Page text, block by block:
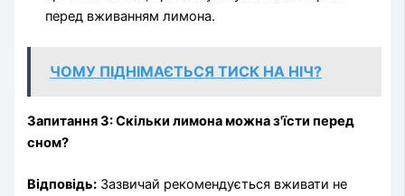
перед вживанням лимона.
ЧОМУ ПІДНІМАЄТЬСЯ ТИСК НА НІЧ?
Запитання 3: Скільки лимона можна з'їсти перед
сном?
Відповідь: Зазвичай рекомендується вживати не